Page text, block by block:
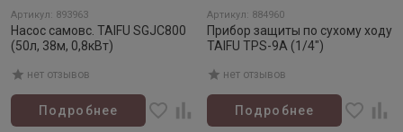
Артикул: 893963
Насос самовс. TAIFU SGJC800
(50л, 38м, 0,8кВт)
нет отзывов
Подробнее
Артикул: 884960
Прибор защиты по сухому ходу
TAIFU TPS-9A (1/4")
нет отзывов
Подробнее